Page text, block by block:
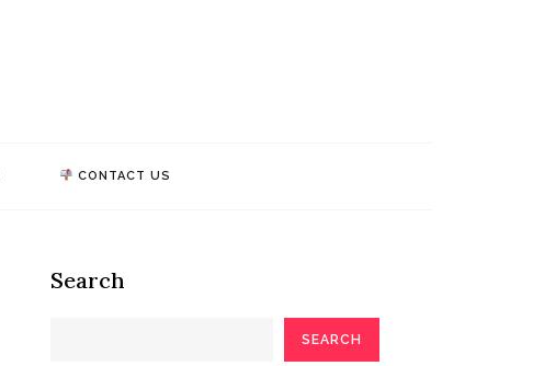
CONTACT US
Search
SEARCH